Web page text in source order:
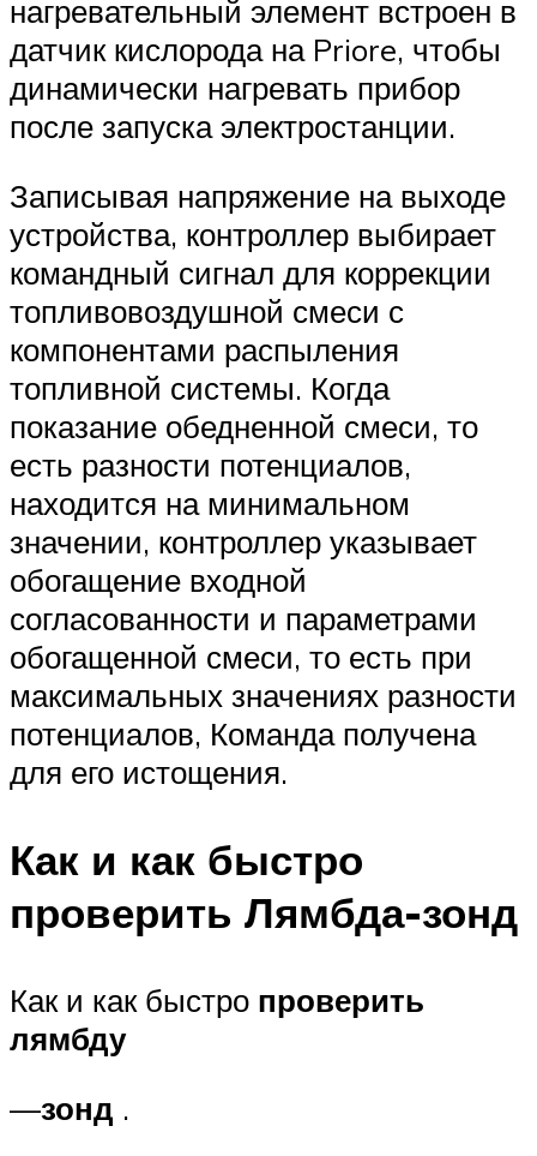
нагревательный элемент встроен в
датчик кислорода на Priore, чтобы
динамически нагревать прибор
после запуска электростанции.
Записывая напряжение на выходе
устройства, контроллер выбирает
командный сигнал для коррекции
топливовоздушной смеси с
компонентами распыления
топливной системы. Когда
показание обедненной смеси, то
есть разности потенциалов,
находится на минимальном
значении, контроллер указывает
обогащение входной
согласованности и параметрами
обогащенной смеси, то есть при
максимальных значениях разности
потенциалов, Команда получена
для его истощения.
Как и как быстро
проверить Лямбда-зонд
Как и как быстро проверить
лямбду
—зонд .